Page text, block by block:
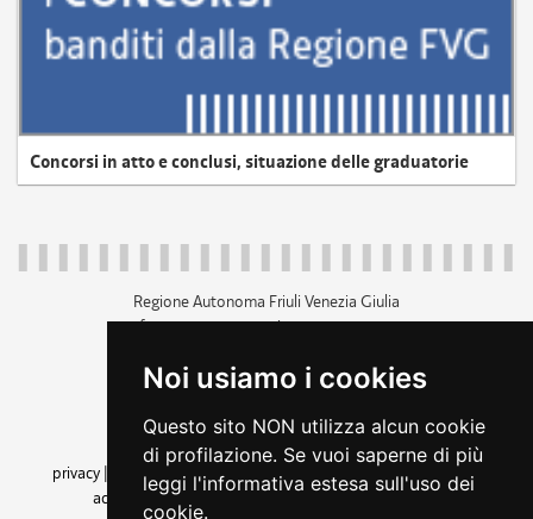
Noi usiamo i cookies
Questo sito NON utilizza alcun cookie
di profilazione. Se vuoi saperne di più
leggi l'informativa estesa sull'uso dei
cookie.
Concorsi in atto e conclusi, situazione delle graduatorie
Regione Autonoma Friuli Venezia Giulia
c.f. 80014930327; p.iva 00526040324
+39 040 3771111
amministrazione trasparente
privacy
cookie |note legali accessibilità
dichiarazione di
accessibilità| feedback cambio preferenze cookie